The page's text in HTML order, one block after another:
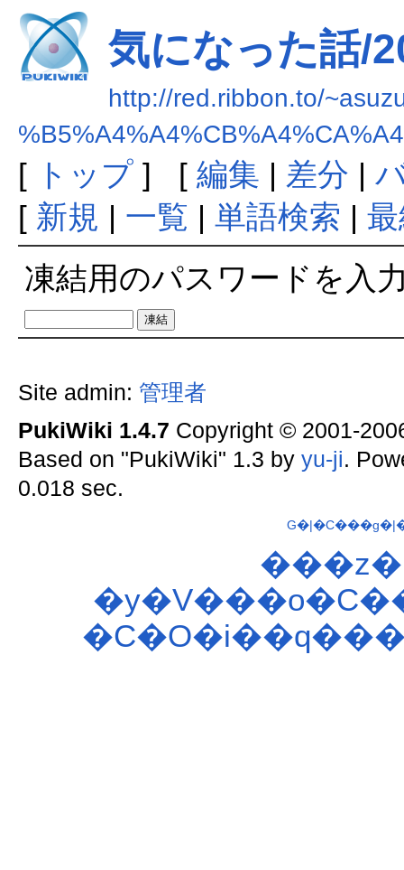
気になった話/
http://red.ribbon.to/
[ トップ] [ 編集 | 差分 |
[ 新規 | 一覧 | 単語検索 |
凍結用のパスワードを入
Site admin: 管理者
PukiWiki 1.4.7 Copyright © 2001-
Based on "PukiWiki" 1.3 by yu-ji.
0.018 sec.